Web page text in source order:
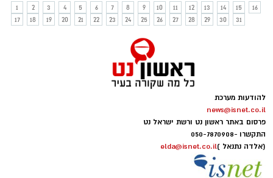
1
2 3 4 5 6 7 8 9 10 11 12 13 14 15
16
17
18 19 20 21 22 23 24 25 26 27 28 29 30 31
להודעות מערכת
news@isnet.co.il
פרסום באתר ראשון נט ורשת ישראל נט
התקשרו -050-7870908
(אלדה נתנאל )elda@isnet.co.il